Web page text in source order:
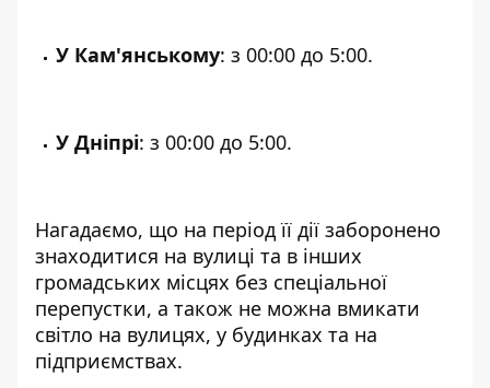
У Кам'янському: з 00:00 до 5:00.
У Дніпрі: з 00:00 до 5:00.
Нагадаємо, що на період її дії заборонено
знаходитися на вулиці та в інших
громадських місцях без спеціальної
перепустки, а також не можна вмикати
світло на вулицях, у будинках та на
підприємствах.